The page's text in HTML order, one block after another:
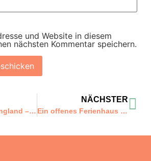
und Website in diesem
nächsten Kommentar speichern.
Plymouth Neuengland – Wo viel Geschichte auf eine gemütliche Stadt trifft
NÄCHSTER
Ein offenes Ferienhaus in der Toskana – der wahre Ferienluxus